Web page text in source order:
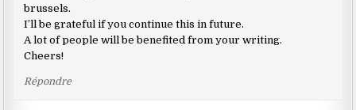
brussels.
I’ll be grateful if you continue this in future.
A lot of people will be benefited from your writing.
Cheers!
Répondre